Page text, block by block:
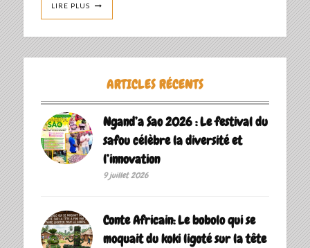
LIRE PLUS
ARTICLES RÉCENTS
Ngand’a Sao 2026 : Le festival du
safou célèbre la diversité et
l’innovation
9 juillet 2026
Conte Africain: Le bobolo qui se
moquait du koki ligoté sur la tête